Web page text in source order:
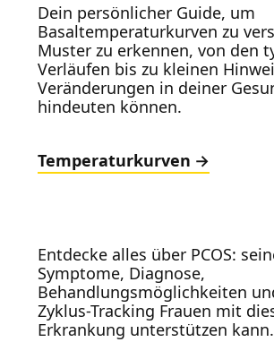
Dein persönlicher Guide, um
Basaltemperaturkurven zu
Muster zu erkennen, von den
Verläufen bis zu kleinen
Veränderungen in deiner
hindeuten können.
Temperaturkurven
Entdecke alles über PCOS:
Symptome, Diagnose,
Behandlungsmöglichkeiten
Zyklus-Tracking Frauen mit
Erkrankung unterstützen kann.